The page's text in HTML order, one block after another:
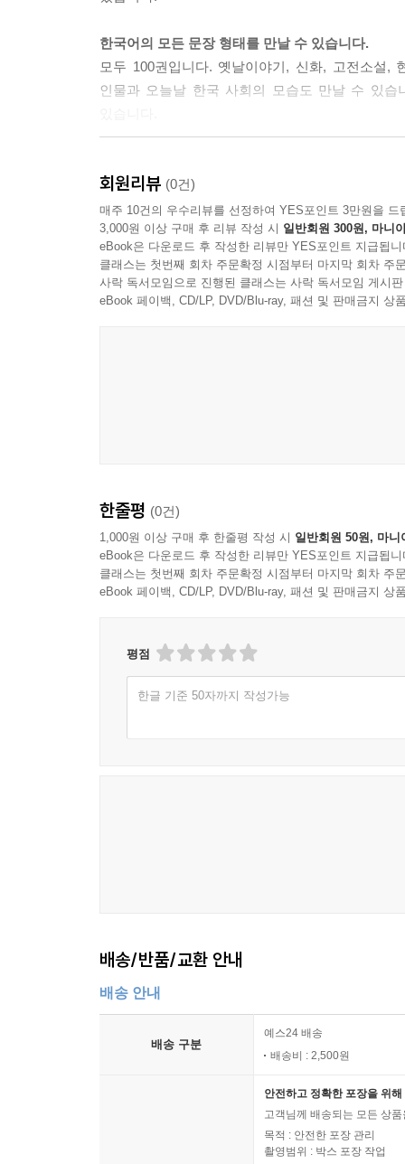
한국어의 모든 문장 형태를 만날 수 있습니다.
모두 100권입니다. 옛날이야기, 신화, 고전소설
인물과 오늘날 한국 사회의 모습도 만날 수 있
한국의 역사와 문화를 폭넓게 이해할 수 있도록
골라서 실었습니다. ‘나중에 읽는 책 ★★’과 ‘
담았습니다. 한국의 과거, 현재, 미래에 대해 구체
회원리뷰 (0건)
매주 10건의 우수리뷰를 선정하여 YES포인트 3만원을 드
3,000원 이상 구매 후 리뷰 작성 시 일반회원 300원, 마니
eBook은 다운로드 후 작성한 리뷰만 YES포인트 지급됩니
클래스는 첫번째 회차 주문확정 시점부터 마지막 회차 주
사락 독서모임으로 진행된 클래스는 사락 독서모임 게시
eBook 페이백, CD/LP, DVD/Blu-ray, 패션 및 판매금지 상
한줄평 (0건)
1,000원 이상 구매 후 한줄평 작성 시 일반회원 50원, 마니
eBook은 다운로드 후 작성한 리뷰만 YES포인트 지급됩니
클래스는 첫번째 회차 주문확정 시점부터 마지막 회차 주
eBook 페이백, CD/LP, DVD/Blu-ray, 패션 및 판매금지 상
평점
한글 기준 50자까지 작성가능
배송/반품/교환 안내
배송 안내
배송 구분
예스24 배송
배송비 : 2,500원
안전하고 정확한 포장을 위
고객님께 배송되는 모든 상
목적 : 안전한 포장 관리
촬영범위 : 박스 포장 작업